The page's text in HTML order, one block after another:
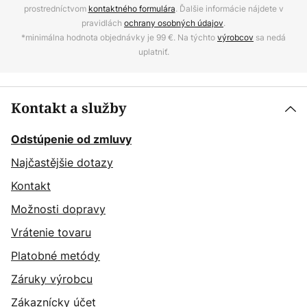
prostredníctvom kontaktného formulára. Ďalšie informácie nájdete v
pravidlách ochrany osobných údajov.
*minimálna hodnota objednávky je 99 €. Na týchtovýrobcov sa nedá
uplatniť.
Kontakt a služby
Odstúpenie od zmluvy
Najčastějšie dotazy
Kontakt
Možnosti dopravy
Vrátenie tovaru
Platobné metódy
Záruky výrobcu
Zákaznícky účet